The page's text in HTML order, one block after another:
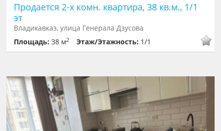
Продается 2-х комн. квартира, 38 кв.м., 1/1
эт
Владикавказ, улица Генерала Дзусова
Площадь:38 м2 Этаж/Этажность: 1/1